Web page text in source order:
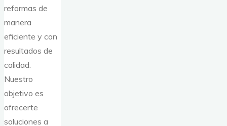
reformas de
manera
eficiente y con
resultados de
calidad.
Nuestro
objetivo es
ofrecerte
soluciones a